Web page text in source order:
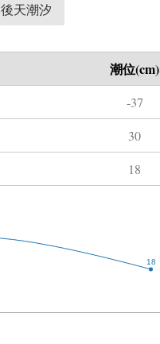
後天潮汐
潮位(cm)
-37
30
18
18